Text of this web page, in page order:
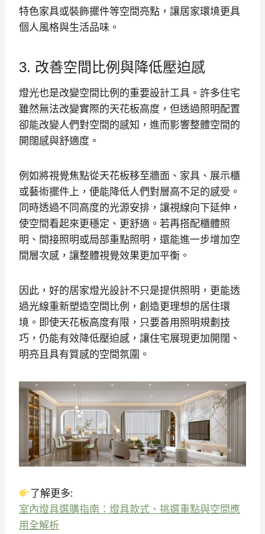
特色家具或裝飾擺件等空間亮點，讓居家環境更具
個人風格與生活品味。
3. 改善空間比例與降低壓迫感
燈光也是改變空間比例的重要設計工具。許多住宅
雖然無法改變實際的天花板高度，但透過照明配置
卻能改變人們對空間的感知，進而影響整體空間的
開闊感與舒適度。
例如將視覺焦點從天花板移至牆面、家具、展示櫃
或藝術擺件上，便能降低人們對層高不足的感受。
同時透過不同高度的光源安排，讓視線向下延伸，
使空間看起來更穩定、更舒適。若再搭配櫃體照
明、間接照明或局部重點照明，還能進一步增加空
間層次感，讓整體視覺效果更加平衡。
因此，好的居家燈光設計不只是提供照明，更能透
過光線重新塑造空間比例，創造更理想的居住環
境。即使天花板高度有限，只要善用照明規劃技
巧，仍能有效降低壓迫感，讓住宅展現更加開闊、
明亮且具有質感的空間氛圍。
了解更多:
室內燈具選購指南：燈具款式、挑選重點與空間應
用全解析